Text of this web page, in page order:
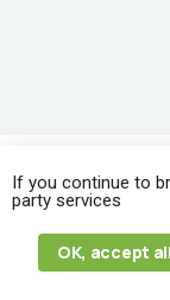
If you continue to
party services
OK, accept all